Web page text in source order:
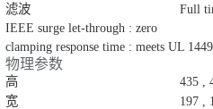
滤波
Full
IEEE surge let-through : zero
clamping response time : meets UL 1449
物理参数
高
435 ,
宽
197 ,